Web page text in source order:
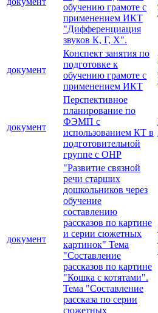
обучению грамоте с
применением ИКТ
"Дифференциация
звуков К, Г, Х".
документ
Конспект занятия по
подготовке к
обучению грамоте с
применением ИКТ
документ
Перспективное
планирование по
ФЭМП с
использованием КТ в
подготовительной
группе с ОНР
документ
"Развитие связной
речи старших
дошкольников через
обучение
составлению
рассказов по картине
и серии сюжетных
картинок" Тема
"Составление
рассказов по картине
"Кошка с котятами".
Тема "Составление
рассказа по серии
сюжетных